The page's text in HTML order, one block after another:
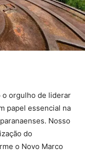
o orgulho de liderar
papel essencial na
Nosso
do
o Novo Marco